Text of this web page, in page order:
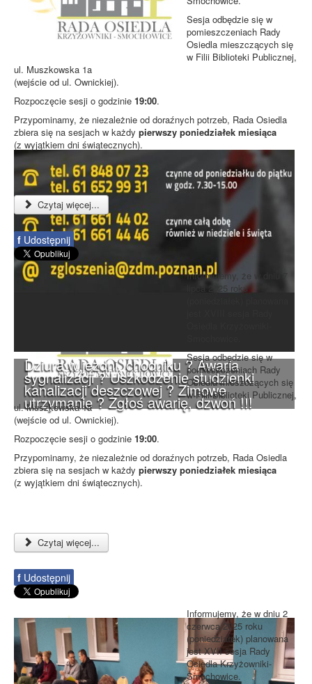
Dziura w jezdni, chodniku ? Awaria
sygnalizacji ? Uszkodzenie studzienki
kanalizacji deszczowej ? Zimowe
utrzymanie ? Zgłoś awarię, dzwoń !!!
Sesja odbędzie się w
pomieszczeniach Rady
Osiedla mieszczących się
w Filii Biblioteki Publicznej,
ul. Muszkowska 1a
(wejście od ul. Ownickiej).
Rozpoczęcie sesji o godzinie 19:00.
Przypominamy, że niezależnie od doraźnych potrzeb, Rada Osiedla
zbiera się na sesjach w każdy pierwszy poniedziałek miesiąca
(z wyjątkiem dni świątecznych).
Czytaj więcej...
f Udostępnij
Informujemy, że w dniu 7
lipca 2025 roku
Sesja odbędzie się w
pomieszczeniach Rady
Osiedla mieszczących się
w Filii Biblioteki Publicznej,
ul. Muszkowska 1a
(wejście od ul. Ownickiej).
Rozpoczęcie sesji o godzinie 19:00.
Przypominamy, że niezależnie od doraźnych potrzeb, Rada Osiedla
zbiera się na sesjach w każdy pierwszy poniedziałek miesiąca
(z wyjątkiem dni świątecznych).
Czytaj więcej...
f Udostępnij
Informujemy, że w dniu 2
czerwca 2025 roku
(poniedziałek) planowana
jest XVII sesja Rady
Osiedla Krzyżowniki-
Smochowice.